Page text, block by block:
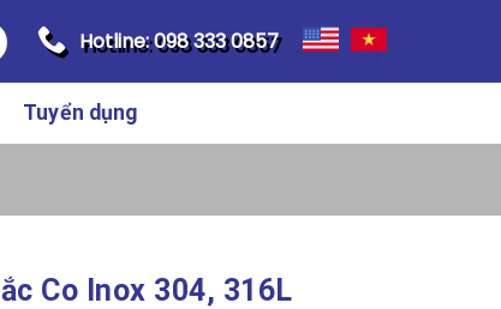
Hotline: 098 333 0857
Tuyển dụng
Co Inox 304, 316L